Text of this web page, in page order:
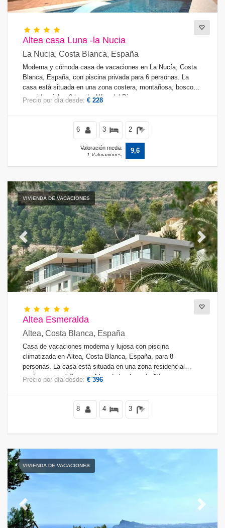
Altea casa Luna -la Nucia
La Nucia, Costa Blanca, España
Moderna y cómoda casa de vacaciones en La Nucía, Costa
Blanca, España, con piscina privada para 6 personas. La
casa está situada en una zona costera, montañosa, boscosa
y residencial, a 3 km de Alfaz del Pi.
Precio por día desde: € 228
6 3 2
Valoración media
1 Valoraciones
9,6
VIVIENDA DE VACACIONES
Previous Next
Altea Esmeralda
Altea, Costa Blanca, España
Casa de vacaciones moderna y lujosa con piscina
climatizada en Altea, Costa Blanca, España, para 8
personas. La casa está situada en una zona residencial
costera y montañosa, a 4 km de la playa de Altea
Precio por día desde: € 396
8 4 3
VIVIENDA DE VACACIONES
Previous Next